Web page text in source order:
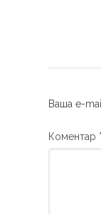
Ваша e-
Коментар *